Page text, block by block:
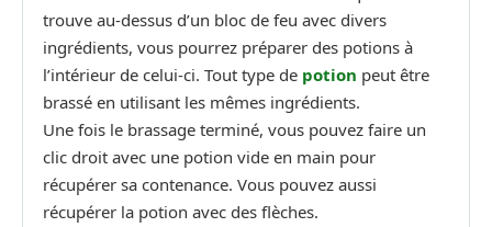
trouve au-dessus d’un bloc de feu avec divers
ingrédients, vous pourrez préparer des potions à
l’intérieur de celui-ci. Tout type de potion peut être
brassé en utilisant les mêmes ingrédients.
Une fois le brassage terminé, vous pouvez faire un
clic droit avec une potion vide en main pour
récupérer sa contenance. Vous pouvez aussi
récupérer la potion avec des flèches.